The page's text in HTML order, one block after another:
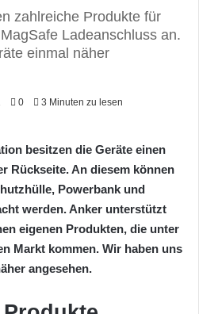
zahlreiche Produkte für
Ladeanschluss an.
einmal näher
0 3 Minuten zu lesen
besitzen die Geräte einen
Rückseite. An diesem können
Powerbank und
werden. Anker unterstützt
eigenen Produkten, die unter
Markt kommen. Wir haben uns
angesehen.